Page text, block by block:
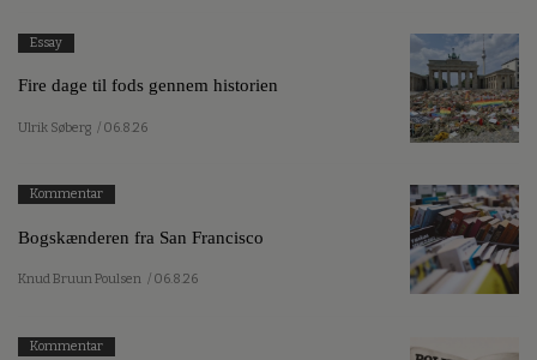
Essay
Fire dage til fods gennem historien
Ulrik Søberg / 06.8.26
Kommentar
Bogskænderen fra San Francisco
Knud Bruun Poulsen / 06.8.26
Kommentar